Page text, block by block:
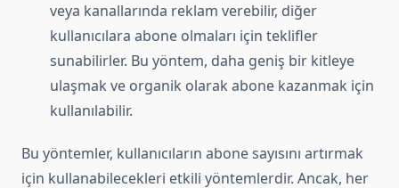
veya kanallarında reklam verebilir, diğer
kullanıcılara abone olmaları için teklifler
sunabilirler. Bu yöntem, daha geniş bir kitleye
ulaşmak ve organik olarak abone kazanmak için
kullanılabilir.
Bu yöntemler, kullanıcıların abone sayısını artırmak
için kullanabilecekleri etkili yöntemlerdir. Ancak, her